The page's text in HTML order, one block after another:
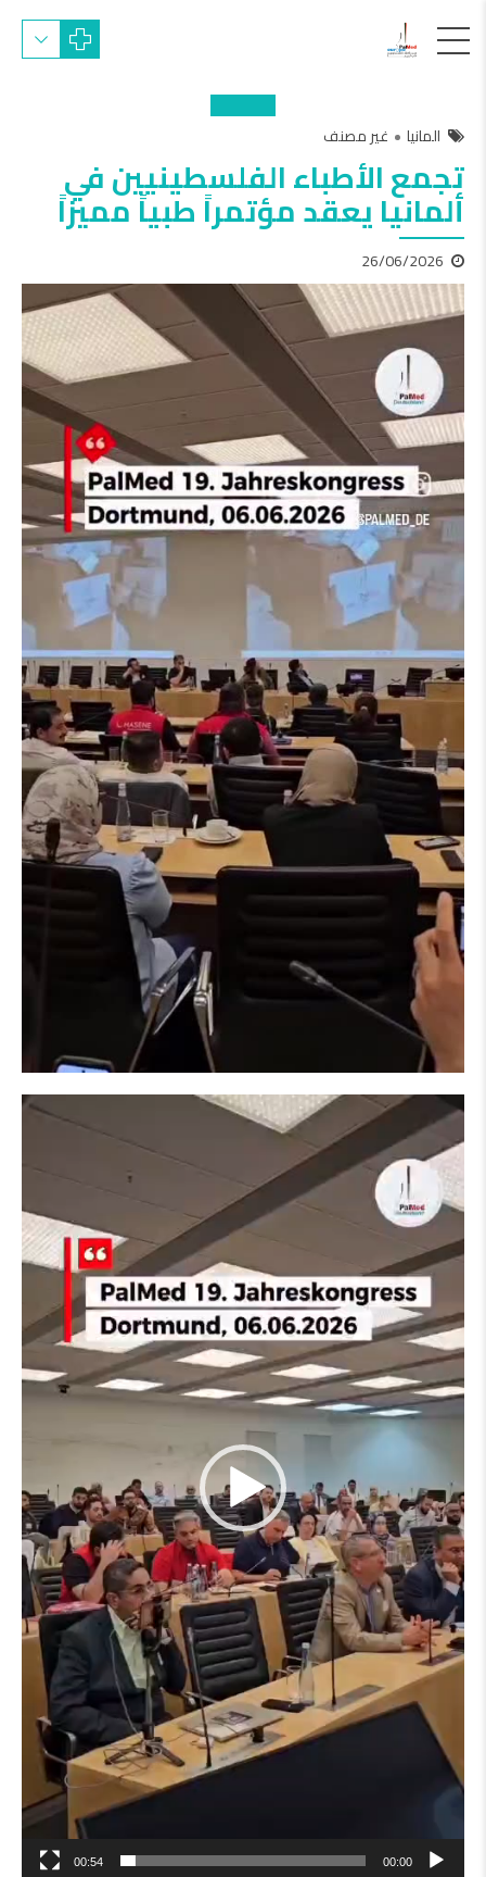
المانيا غير مصنف
تجمع الأطباء الفلسطينيين في
ألمانيا يعقد مؤتمراً طبياً مميزاً
26/06/2026
مشغل
الفيديو
00:00
00:54